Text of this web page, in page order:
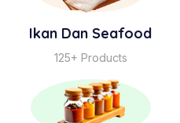
Ikan Dan Seafood
125+ Products